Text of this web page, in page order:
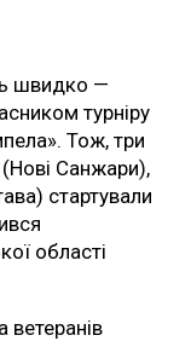
швидко —
турніру
Тож, три
Санжари),
стартували
області